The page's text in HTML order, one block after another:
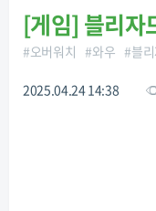
[게임] 블리자
#오버워치 #와우 #블
2025.04.24 14:38